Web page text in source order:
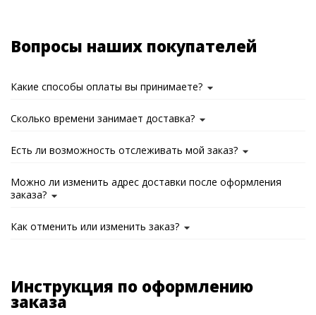
Вопросы наших покупателей
Какие способы оплаты вы принимаете?
Сколько времени занимает доставка?
Есть ли возможность отслеживать мой заказ?
Можно ли изменить адрес доставки после оформления
заказа?
Как отменить или изменить заказ?
Инструкция по оформлению
заказа